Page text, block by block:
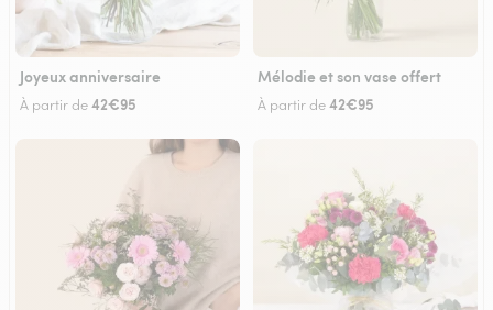
Joyeux anniversaire
À partir de42€95
Mélodie et son vase offert
À partir de42€95